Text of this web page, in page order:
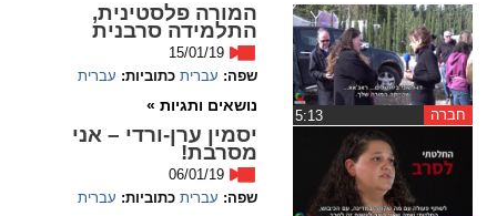
זום
zoom_out
התקרב
גופנים
חברה
המורה פלסטינית,
התלמידה סרבנית
15/01/19
שפה: עברית כתוביות: עברית
נושאים ותגיות »
יסמין ערן-ורדי – אני
מסרבת!
06/01/19
שפה: עברית כתוביות: עברית